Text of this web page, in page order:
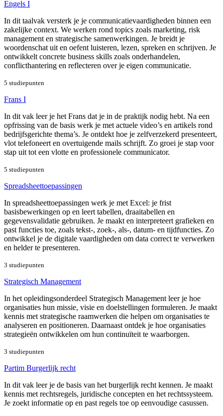
Engels I
In dit taalvak versterk je je communicatievaardigheden binnen een
zakelijke context. We werken rond topics zoals marketing, risk
management en strategische samenwerkingen. Je breidt je
woordenschat uit en oefent luisteren, lezen, spreken en schrijven. Je
ontwikkelt concrete business skills zoals onderhandelen,
conflicthantering en reflecteren over je eigen communicatie.
5 studiepunten
Frans I
In dit vak leer je het Frans dat je in de praktijk nodig hebt. Na een
opfrissing van de basis werk je met actuele video’s en artikels rond
bedrijfsgerichte thema’s. Je ontdekt hoe je zelfverzekerd presenteert,
vlot telefoneert en overtuigende mails schrijft. Zo groei je stap voor
stap uit tot een vlotte en professionele communicator.
5 studiepunten
Spreadsheettoepassingen
In spreadsheettoepassingen werk je met Excel: je frist
basisbewerkingen op en leert tabellen, draaitabellen en
gegevensvalidatie gebruiken. Je maakt en interpreteert grafieken en
past functies toe, zoals tekst-, zoek-, als-, datum- en tijdfuncties. Zo
ontwikkel je de digitale vaardigheden om data correct te verwerken
en helder te presenteren.
3 studiepunten
Strategisch Management
In het opleidingsonderdeel Strategisch Management leer je hoe
organisaties hun missie, visie en doelstellingen formuleren. Je maakt
kennis met strategische raamwerken die helpen om organisaties te
analyseren en positioneren. Daarnaast ontdek je hoe organisaties
strategieën ontwikkelen om hun continuïteit te waarborgen.
3 studiepunten
Partim Burgerlijk recht
In dit vak leer je de basis van het burgerlijk recht kennen. Je maakt
kennis met rechtsregels, juridische concepten en het rechtssysteem.
Je zoekt informatie op en past regels toe op eenvoudige casussen.